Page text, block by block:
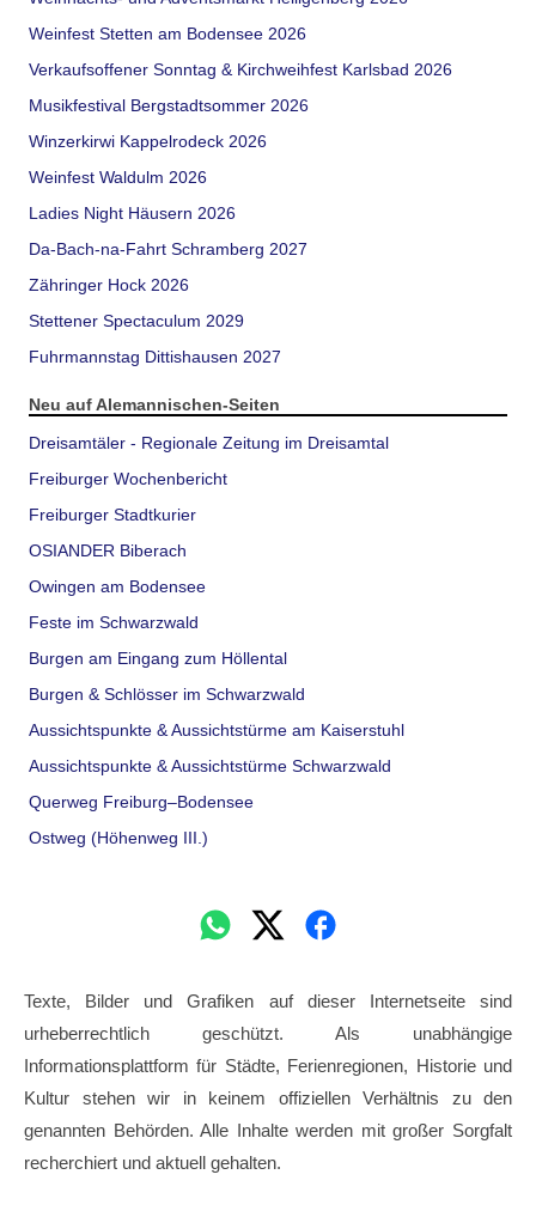
Weinfest Stetten am Bodensee 2026
Verkaufsoffener Sonntag & Kirchweihfest Karlsbad 2026
Musikfestival Bergstadtsommer 2026
Winzerkirwi Kappelrodeck 2026
Weinfest Waldulm 2026
Ladies Night Häusern 2026
Da-Bach-na-Fahrt Schramberg 2027
Zähringer Hock 2026
Stettener Spectaculum 2029
Fuhrmannstag Dittishausen 2027
Neu auf Alemannischen-Seiten
Dreisamtäler - Regionale Zeitung im Dreisamtal
Freiburger Wochenbericht
Freiburger Stadtkurier
OSIANDER Biberach
Owingen am Bodensee
Feste im Schwarzwald
Burgen am Eingang zum Höllental
Burgen & Schlösser im Schwarzwald
Aussichtspunkte & Aussichtstürme am Kaiserstuhl
Aussichtspunkte & Aussichtstürme Schwarzwald
Querweg Freiburg–Bodensee
Ostweg (Höhenweg III.)
Texte, Bilder und Grafiken auf dieser Internetseite sind
urheberrechtlich geschützt. Als unabhängige
Informationsplattform für Städte, Ferienregionen, Historie und
Kultur stehen wir in keinem offiziellen Verhältnis zu den
genannten Behörden. Alle Inhalte werden mit großer Sorgfalt
recherchiert und aktuell gehalten.